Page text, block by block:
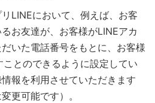
LINEにおいて、例えば、お客
お友達が、お客様がLINEアカ
いた電話番号をもとに、お客様
とのできるように設定してい
報を利用させていただきます
更可能です）。